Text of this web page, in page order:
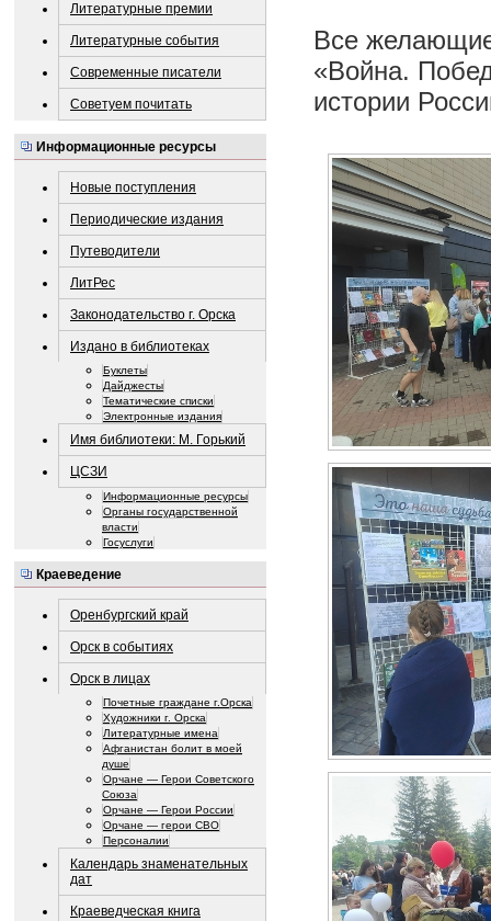
Литературные премии
Литературные события
Современные писатели
Советуем почитать
Информационные ресурсы
Новые поступления
Периодические издания
Путеводители
ЛитРес
Законодательство г. Орска
Издано в библиотеках
Буклеты
Дайджесты
Тематические списки
Электронные издания
Имя библиотеки: М. Горький
ЦСЗИ
Информационные ресурсы
Органы государственной
власти
Госуслуги
Краеведение
Оренбургский край
Орск в событиях
Орск в лицах
Почетные граждане г.Орска
Художники г. Орска
Литературные имена
Афганистан болит в моей
душе
Орчане — Герои Советского
Союза
Орчане — Герои России
Орчане — герои СВО
Персоналии
Календарь знаменательных
дат
Краеведческая книга
Все желающие
«Война.
истории